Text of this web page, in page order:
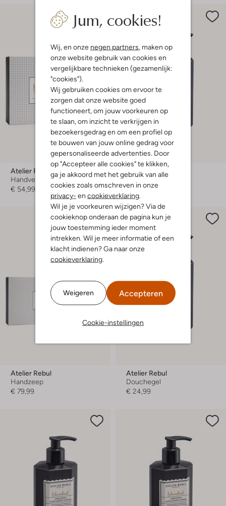
Jum, cookies!
Wij, en onze negen partners , maken op
onze website gebruik van cookies en
vergelijkbare technieken (gezamenlijk:
"cookies").
Wij gebruiken cookies om ervoor te
zorgen dat onze website goed
functioneert, om jouw voorkeuren op
te slaan, om inzicht te verkrijgen in
bezoekersgedrag en om een profiel op
te bouwen van jouw online gedrag voor
gepersonaliseerde advertenties. Door
op "Accepteer alle cookies" te klikken,
ga je akkoord met het gebruik van alle
cookies zoals omschreven in onze
privacy- en cookieverklaring
Wil je je voorkeuren wijzigen? Via de
cookieknop onderaan de pagina kun je
jouw toestemming ieder moment
intrekken. Wil je meer informatie of een
klacht indienen? Ga naar onze
cookieverklaring
Weigeren Accepteren
Cookie-instellingen
Atelier Rebul
Handverzorging
€ 54,99
Atelier Rebul
Handzeep
€ 17,99
Atelier Rebul
Handzeep
€ 79,99
Atelier Rebul
Douchegel
€ 24,99